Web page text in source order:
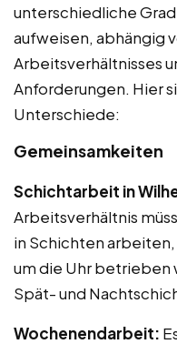
unterschiedliche
aufweisen, abhängig
Arbeitsverhältnisses
Anforderungen. Hier
Unterschiede:
Gemeinsamkeiten
Schichtarbeit in
Arbeitsverhältnis
in Schichten
um die Uhr betrieben
Spät- und
Wochenendarbeit: